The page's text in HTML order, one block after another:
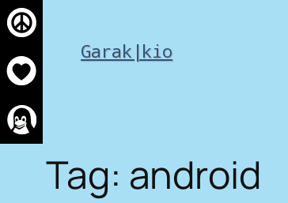
Skip
to
content
Garak|kio
Tag: android